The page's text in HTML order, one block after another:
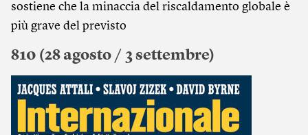
sostiene che la minaccia del riscaldamento globale è
più grave del previsto
810 (28 agosto / 3 settembre)